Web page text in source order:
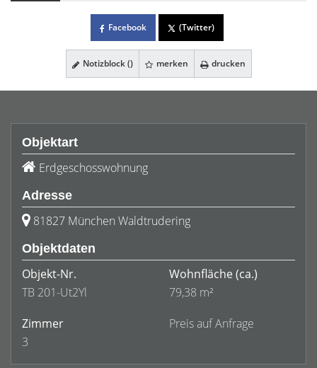
Facebook (Twitter)
Notizblock () merken drucken
Objektart
Erdgeschosswohnung
Adresse
81827 München Waldtrudering
Objektdaten
Objekt-Nr.
TB 201-Ut2Yl
Wohnfläche (ca.)
79,38 m²
Zimmer
3
Preis auf Anfrage